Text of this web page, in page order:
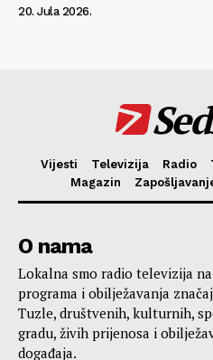
20. Jula 2026.
Vijesti Televizija Radio
Magazin
O nama
Lokalna smo radio televizija
programa i obilježavanja
Tuzle, društvenih, kulturnih,
gradu, živih prijenosa i
događaja.